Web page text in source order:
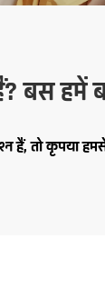
बस हमें
हैं, तो कृपया